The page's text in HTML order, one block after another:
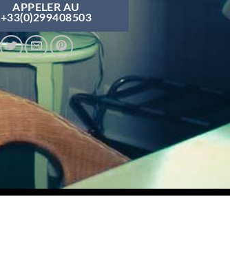
APPELER AU
+33(0)299408503